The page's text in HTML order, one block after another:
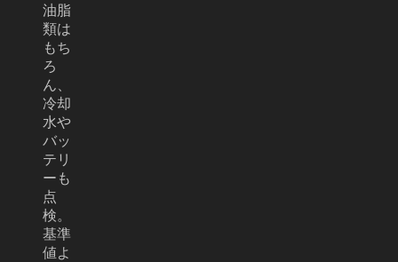
油脂
類は
もち
ろ
ん、
冷却
水や
バッ
テリ
ーも
点
検。
基準
値よ